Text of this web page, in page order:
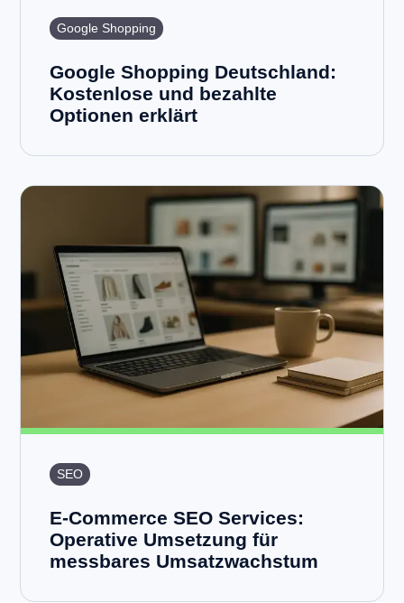
Google Shopping
Google Shopping Deutschland:
Kostenlose und bezahlte
Optionen erklärt
SEO
E-Commerce SEO Services:
Operative Umsetzung für
messbares Umsatzwachstum